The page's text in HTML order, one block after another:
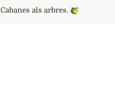
Cabanes als arbres.